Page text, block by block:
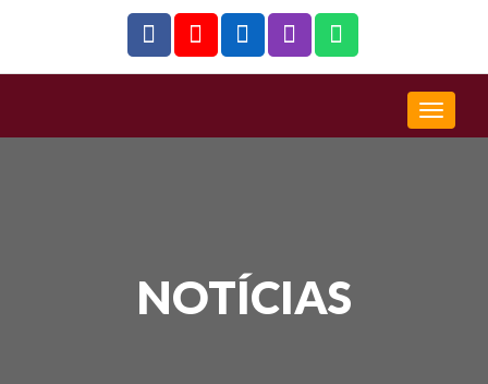
NOTÍCIAS